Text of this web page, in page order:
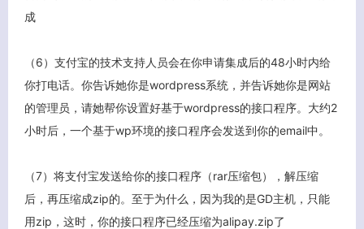
成
（6）支付宝的技术支持人员会在你申请集成后的48小时内给
你打电话。你告诉她你是wordpress系统，并告诉她你是网站
的管理员，请她帮你设置好基于wordpress的接口程序。大约2
小时后，一个基于wp环境的接口程序会发送到你的email中。
（7）将支付宝发送给你的接口程序（rar压缩包），解压缩
后，再压缩成zip的。至于为什么，因为我的是GD主机，只能
用zip，这时，你的接口程序已经压缩为alipay.zip了
客服小美